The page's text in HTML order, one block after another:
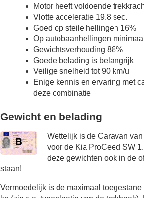
Motor heeft voldoende
Vlotte acceleratie 19.8 sec.
Goed op steile hellingen 16%
Op autobaanhellingen
Gewichtsverhouding 88%
Goede belading is belangrijk
Veilige snelheid tot 90 km/u
Enige kennis en ervaring met
deze combinatie
Gewicht en belading
Wettelijk is de Caravan
voor de Kia ProCeed SW
deze gewichten ook in de
staan!
Vermoedelijk is de maximaal